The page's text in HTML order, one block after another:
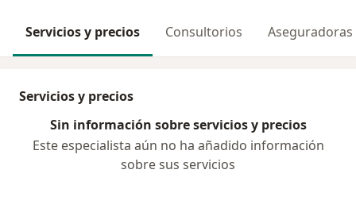
Servicios y precios Consultorios Aseguradoras
Servicios y precios
Sin información sobre servicios y precios
Este especialista aún no ha añadido información
sobre sus servicios